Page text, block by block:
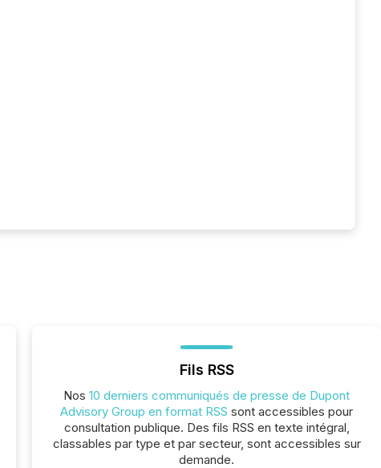
Fils RSS
Nos10 derniers communiqués de presse de Dupont
Advisory Group en format RSS sont accessibles pour
consultation publique. Des fils RSS en texte intégral,
classables par type et par secteur, sont accessibles sur
demande.